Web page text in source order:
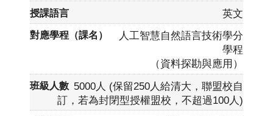
英文
人工智慧自然語言技術學分
學程
（資料探勘與應用）
5000人 (保留250人給清大，聯盟校自
訂，若為封閉型授權盟校，不超過100人)